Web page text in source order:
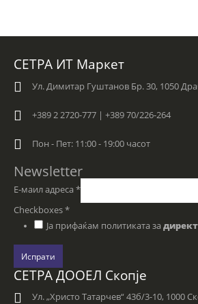
СЕТРА ИТ Маркет
Ул. Димитар Гуштанов Бр. 30, 1050
+389 2 2720-777 | +389 70/226-264
Пон - Пет: 11:00 - 19:00 часот
Newsletter
Е-маил адреса *
Checkboxes*
Ја прифаќам политиката за
Испрати
СЕТРА ДООЕЛ Скопје
Ул. „Христо Татарчев“ 43б/3-10, 1000